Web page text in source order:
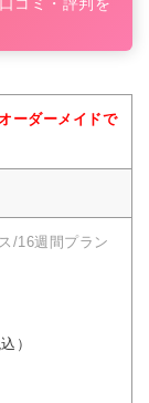
コミ・評判を
ーダーメイドで
/16週間プラン
）